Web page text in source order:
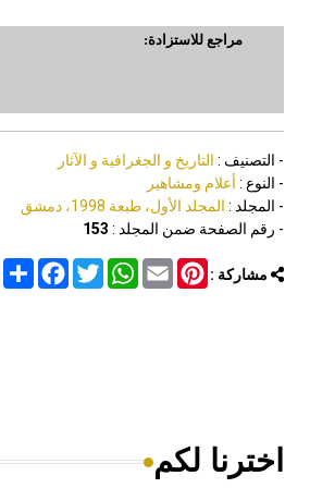
مراجع للاستزادة:
- التصنيف : التاريخ و الجغرافية و الآثار
- النوع : أعلام ومشاهير
- المجلد : المجلد الأول، طبعة 1998، دمشق
- رقم الصفحة ضمن المجلد : 153
مشاركة : Share
FacebookTwitter
WhatsAppEmail
Pinterest
اخترنا لكم